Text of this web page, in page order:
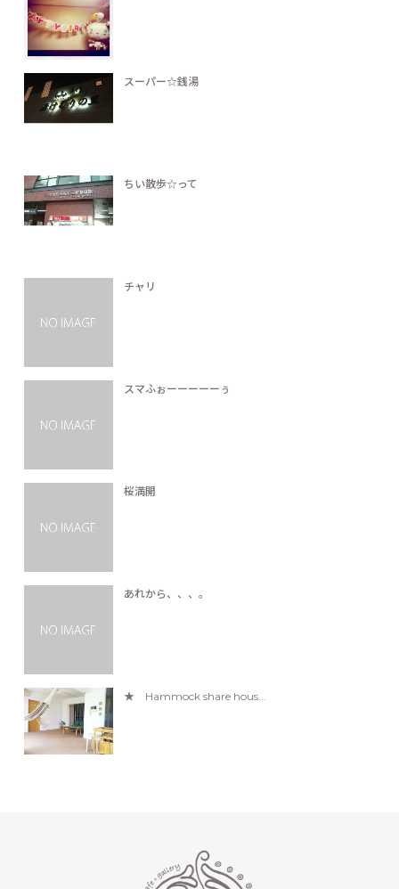
スーパー☆銭湯
ちい散歩☆って
チャリ
スマふぉーーーーーぅ
桜満開
あれから、、、。
★ Hammock share hous...